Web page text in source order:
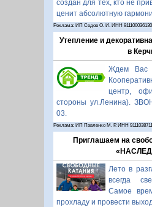
создан для тех, кто не
ценит абсолютную
Реклама: ИП Седов О. И. ИНН 911100036130
Утепление и
в
Ждем Вас
центр,
стороны ул.Ленина).
03.
Реклама: ИП Павленко М. Р. ИНН
Приглашаем на
Лето в
всегда
Самое
прохладу и провести